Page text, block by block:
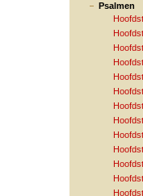
Psalmen